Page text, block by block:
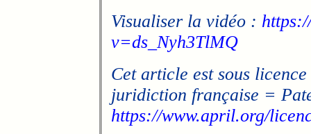
Visualiser la vidéo :
v=ds_Nyh3TlMQ
Cet article est sous licence
juridiction française =
https://www.april.org/